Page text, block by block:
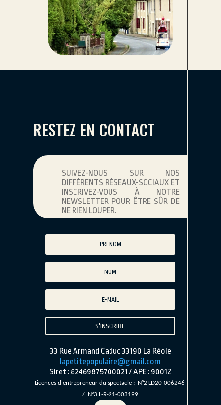
RESTEZ EN CONTACT
SUIVEZ-NOUS SUR NOS
DIFFÉRENTS RÉSEAUX-SOCIAUX ET
INSCRIVEZ-VOUS À NOTRE
NEWSLETTER POUR ÊTRE SÛR DE
NE RIEN LOUPER.
S'INSCRIRE
33 Rue Armand Caduc 33190 La Réole
lapetitepopulaire@gmail.com
Siret : 82469875700021 / APE : 9001Z
Licences d'entrepreneur du spectacle : N°2 LD20-006246
/ N°3 L-R-21-003199